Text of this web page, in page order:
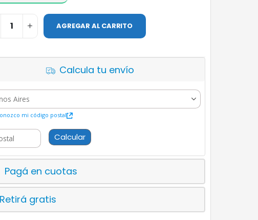
AGREGAR AL CARRITO
Calcula tu envío
mi código postal
Calcular
Pagá en cuotas
Retirá gratis